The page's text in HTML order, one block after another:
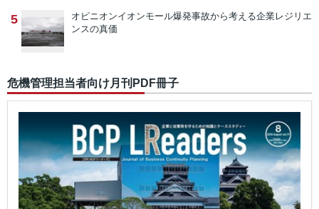
5 オピニオンイオンモール爆発事故から考える企業レジリエ
ンスの真価
危機管理担当者向け月刊PDF冊子